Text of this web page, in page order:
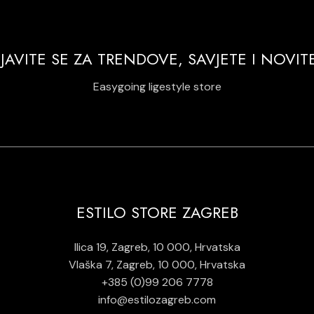
SE ZA TRENDOVE, SAVJETE I
Easygoing ligestyle store
ESTILO STORE ZAGREB
Ilica 19, Zagreb, 10 000, Hrvatska
Vlaška 7, Zagreb, 10 000, Hrvatska
+385 (0)99 206 7778
info@estilozagreb.com